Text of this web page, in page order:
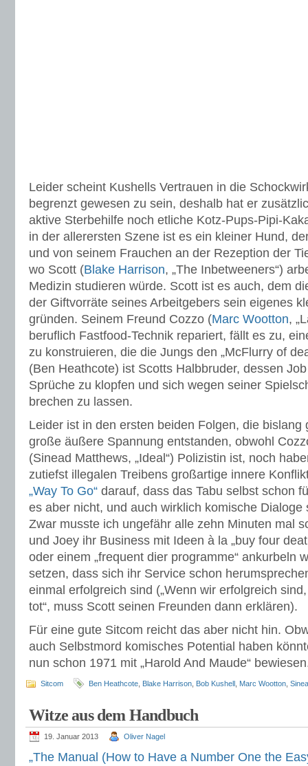
Leider scheint Kushells Vertrauen in die
begrenzt gewesen zu sein, deshalb hat er
aktive Sterbehilfe noch etliche Kotz-Pups-Pipi-
in der allerersten Szene ist es ein kleiner Hund,
und von seinem Frauchen an der Rezeption der
wo Scott (Blake Harrison, „The Inbetweeners“)
Medizin studieren würde. Scott ist es auch, dem
der Giftvorräte seines Arbeitgebers sein eigenes
gründen. Seinem Freund Cozzo (Marc Wootton,
beruflich Fastfood-Technik repariert, fällt es zu,
zu konstruieren, die die Jungs den „McFlurry of
(Ben Heathcote) ist Scotts Halbbruder, dessen
Sprüche zu klopfen und sich wegen seiner
brechen zu lassen.
Leider ist in den ersten beiden Folgen, die bislang
große äußere Spannung entstanden, obwohl
(Sinead Matthews, „Ideal“) Polizistin ist, noch
zutiefst illegalen Treibens großartige innere
„Way To Go“ darauf, dass das Tabu selbst schon
es aber nicht, und auch wirklich komische Dialoge
Zwar musste ich ungefähr alle zehn Minuten mal
und Joey ihr Business mit Ideen à la „buy four
oder einem „frequent dier programme“ ankurbeln
setzen, dass sich ihr Service schon
einmal erfolgreich sind („Wenn wir erfolgreich
tot“, muss Scott seinen Freunden dann erklären).
Für eine gute Sitcom reicht das aber nicht hin.
auch Selbstmord komisches Potential haben
nun schon 1971 mit „Harold And Maude“
Sitcom Ben Heathcote Blake Harrison Bob Kushell Marc Wootton
Witze aus dem Handbuch
19. Januar 2013 Oliver Nagel
„The Manual (How to Have a Number One the